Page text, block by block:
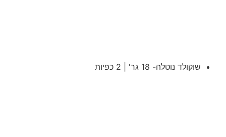
שוקולד נוטלה- 18 גר' | 2 כפיות